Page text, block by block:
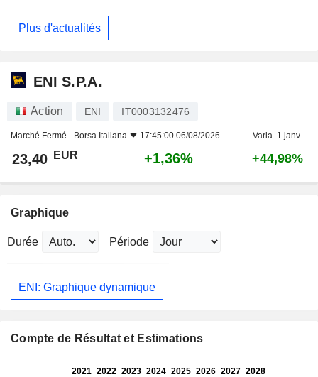
Plus d'actualités
ENI S.P.A.
Action ENI IT0003132476
Marché Fermé - Borsa Italiana 17:45:00 06/08/2026 Varia. 1 janv.
23,40 EUR +1,36% +44,98%
Graphique
Durée Période
ENI: Graphique dynamique
Compte de Résultat et Estimations